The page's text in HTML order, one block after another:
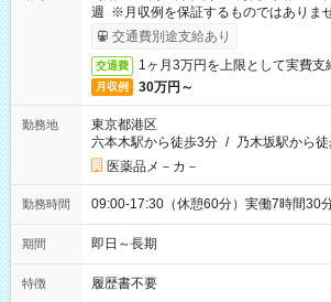
週 ※月収例を保証するものではありま
ービス利用可（利用条件有）
交通費別途支給あり
交通費 1ヶ月3万円を上限として実費支
月収例 30万円～
勤務地
東京都港区
六本木駅から徒歩3分 / 乃木坂駅から
医薬品メ－カ－
勤務時間 09:00-17:30（休憩60分）実働7時間30
期間 即日～長期
特徴 履歴書不要